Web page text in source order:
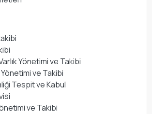
Yönetimi ve Takibi
ve Takibi
Tespit ve Kabul
ve Takibi